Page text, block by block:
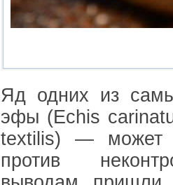
Яд одних из
эфы (Echis
textilis) — может
против